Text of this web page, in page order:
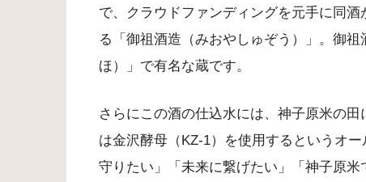
で、クラウドファンディングを元手に同
る「御祖酒造（みおやしゅぞう）」。御
ほ）」で有名な蔵です。
さらにこの酒の仕込水には、神子原米の
は金沢酵母（KZ-1）を使用するというオ
守りたい」「未来に繋げたい」「神子原